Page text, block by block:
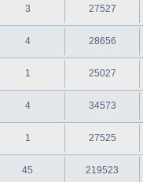
3 27527
4 28656
1 25027
4 34573
1 27525
45 219523